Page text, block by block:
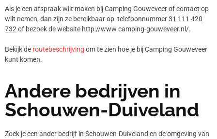
Als je een afspraak wilt maken bij Camping Gouweveer of contact op
wilt nemen, dan zijn ze bereikbaar op telefoonnummer31 111 420
732of bezoek de website http://www.camping-gouweveer.nl/.
Bekijk de routebeschrijving om te zien hoe je bij Camping Gouweveer
kunt komen.
Andere bedrijven in
Schouwen-Duiveland
Zoek je een ander bedrijf in Schouwen-Duiveland en de omgeving van